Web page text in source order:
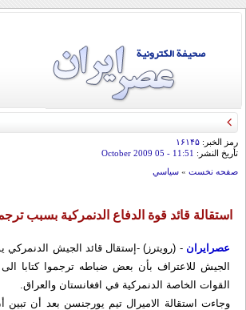
رمز الخبر: ۱۶۱۴۵
تأريخ النشر: 11:51
- 05 October 2009
صفحه نخست » سياسي
استقالة قائد قوة الدفاع الدنمركية بسبب
عصرایران- (رويترز) -إستقال قائد الجيش الدنمركي
الجيش للاعتراف بأن بعض ضباطه ترجموا كتابا
القوات الخاصة الدنمركية في افغانستان والعراق.
وجاءت استقالة الاميرال تيم يورجنسن بعد أن